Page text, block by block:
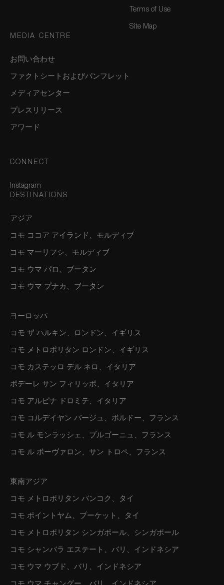
Terms of Use
Site Map
MEDIA CENTRE
お問い合わせ
ファクトシートおよびパンフレット
メディアセンター
プレスリリース
アワード
CONNECT
Instagram
DESTINATIONS
アジア
コモ ココア アイランド、モルディブ
コモ マーリフシ、モルディブ
コモ ウマ パロ、ブータン
コモ ウマ プナカ、ブータン
ヨーロッパ
コモ ザ ハルキン、ロンドン、イギリス
コモ メトロポリタン ロンドン、イギリス
コモ カステッロ デル ネロ、イタリア
ポデーレ サン フィリッポ、イタリア
コモ アルピナ ドロミテ、イタリア
コモ コルデイヤン バージュ、ボルドー、フランス
コモ ル モンラッシェ、ブルゴーニュ、フランス
コモ ル ボーヴァロン、サン トロペ、フランス
東南アジア
コモ メトロポリタン バンコク、タイ
コモ ポイントヤム、プーケット、タイ
コモ メトロポリタン シンガポール、シンガポール
コモ シャンバラ エステート、バリ、インドネシア
コモ ウマ ウブド、バリ、インドネシア